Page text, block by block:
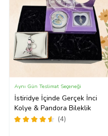
İstiridye İçinde Gerçek İnci
Kolye & Pandora Bileklik
(4)
Aynı Gün Teslimat Seçeneği